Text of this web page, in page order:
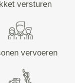
versturen
vervoeren